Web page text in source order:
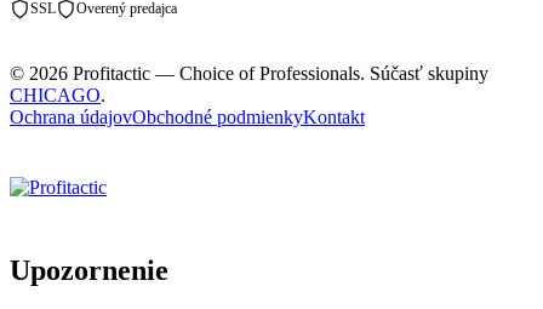
SSL Overený predajca
© 2026 Profitactic — Choice of Professionals. Súčasť skupiny
CHICAGO.
Ochrana údajovObchodné podmienkyKontakt
Upozornenie